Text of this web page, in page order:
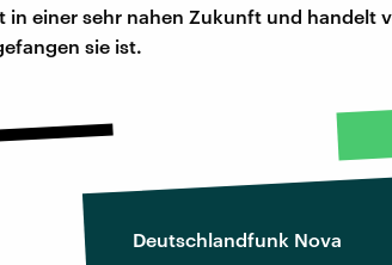
in einer sehr nahen Zukunft und handelt
sie ist.
Deutschlandfunk Nova